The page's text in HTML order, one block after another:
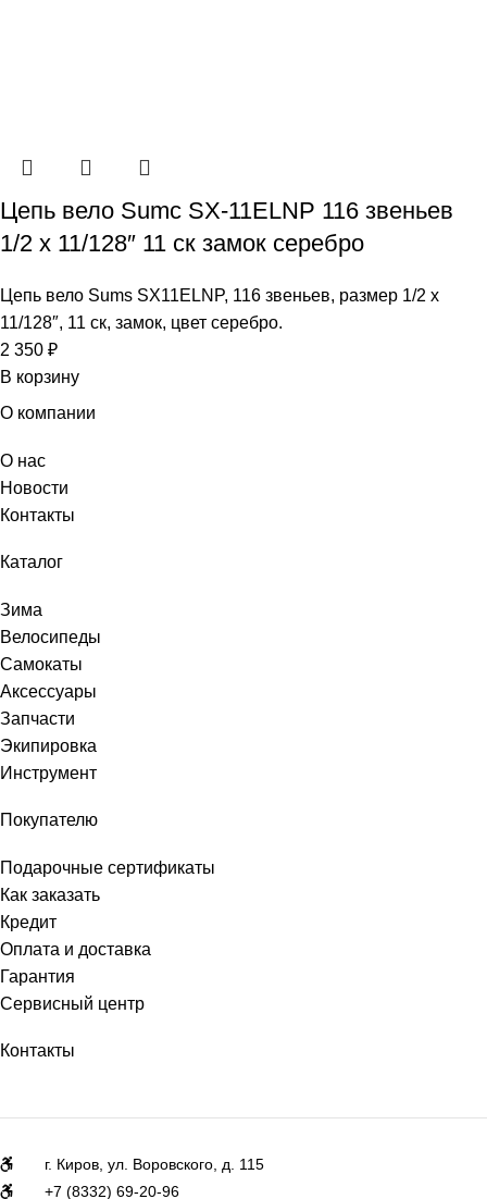
Цепь вело Sumc SX-11ELNP 116 звеньев
1/2 х 11/128″ 11 ск замок серебро
Цепь вело Sums SX11ELNP, 116 звеньев, размер 1/2 х
11/128″, 11 ск, замок, цвет серебро.
2 350 ₽
В корзину
О компании
О нас
Новости
Контакты
Каталог
Зима
Велосипеды
Самокаты
Аксессуары
Запчасти
Экипировка
Инструмент
Покупателю
Подарочные сертификаты
Как заказать
Кредит
Оплата и доставка
Гарантия
Сервисный центр
Контакты
г. Киров, ул. Воровского, д. 115
+7 (8332) 69-20-96